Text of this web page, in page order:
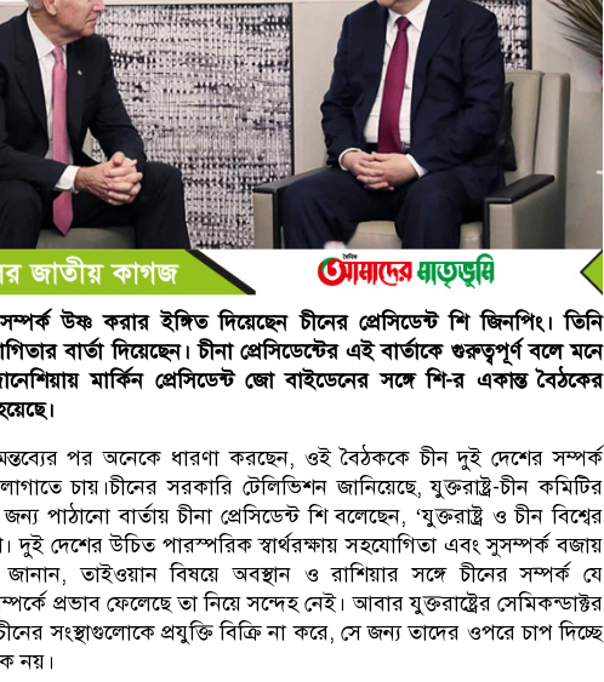
সম্পর্ক উষ্ণ করার ইঙ্গিত দিয়েছেন চীনের প্রেসিডেন্ট শি জিনপিং। তিনি
বার্তা দিয়েছেন। চীনা প্রেসিডেন্টের এই বার্তাকে গুরুত্বপূর্ণ বলে মনে
মার্কিন প্রেসিডেন্ট জো বাইডেনের সঙ্গে শি-র একান্ত বৈঠকের
পর অনেকে ধারণা করছেন, ওই বৈঠককে চীন দুই দেশের সম্পর্ক
চায়।চীনের সরকারি টেলিভিশন জানিয়েছে, যুক্তরাষ্ট্র-চীন কমিটির
পাঠানো বার্তায় চীনা প্রেসিডেন্ট শি বলেছেন, ‘যুক্তরাষ্ট্র ও চীন বিশ্বের
দুই দেশের উচিত পারস্পরিক স্বার্থরক্ষায় সহযোগিতা এবং সুসম্পর্ক বজায়
তাইওয়ান বিষয়ে অবস্থান ও রাশিয়ার সঙ্গে চীনের সম্পর্ক যে
প্রভাব ফেলেছে তা নিয়ে সন্দেহ নেই। আবার যুক্তরাষ্ট্রের সেমিকন্ডাক্টর
সংস্থাগুলোকে প্রযুক্তি বিক্রি না করে, সে জন্য তাদের ওপরে চাপ দিচ্ছে
নয়।